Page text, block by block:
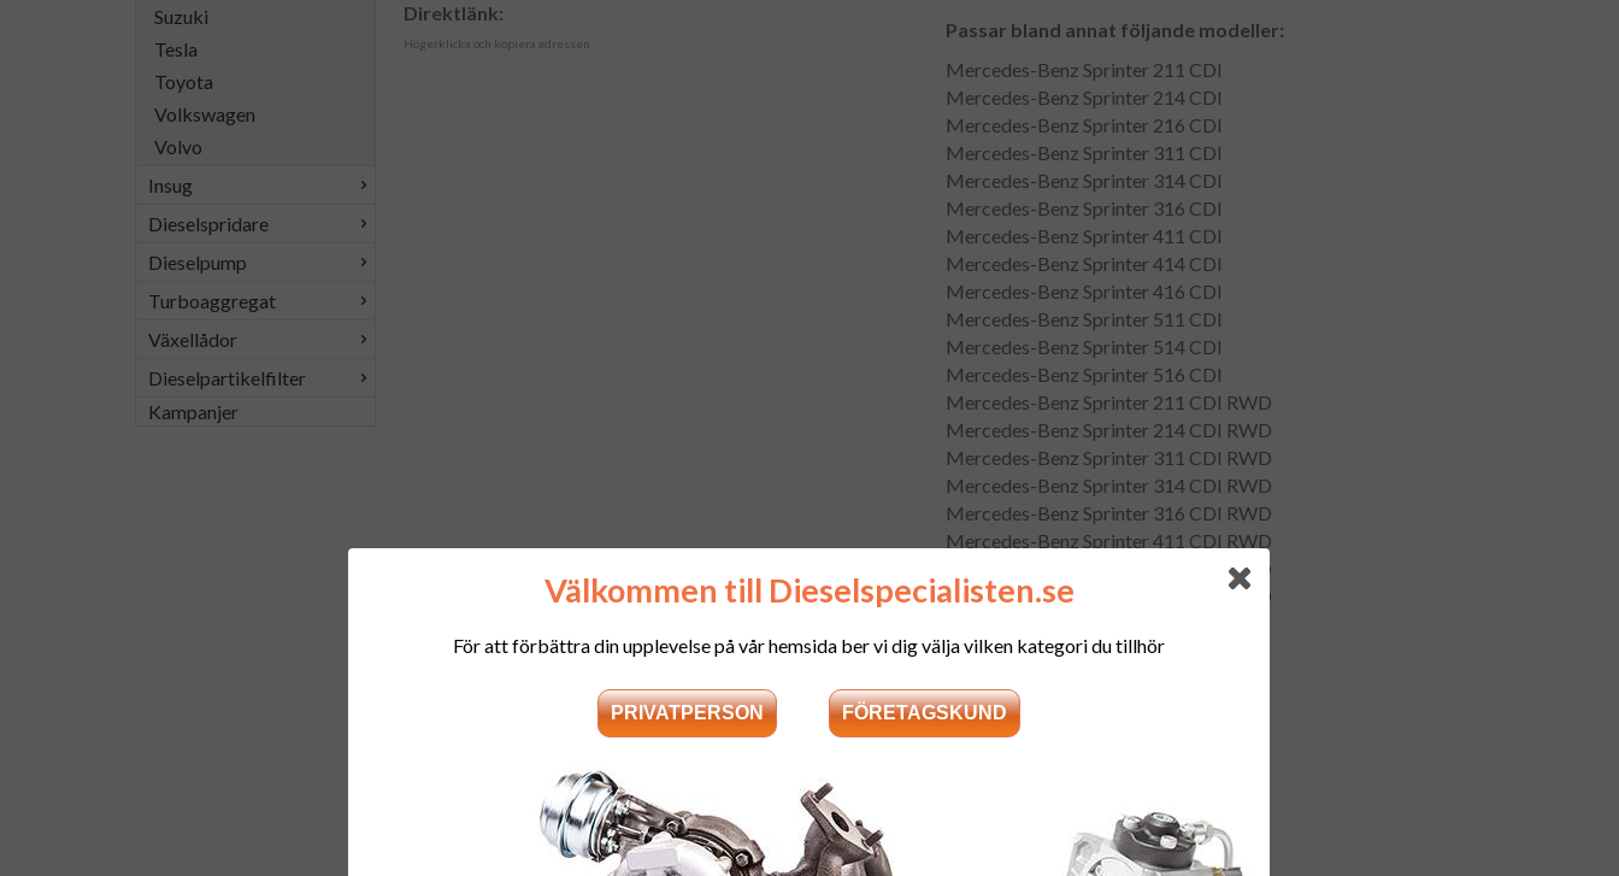
Suzuki
Tesla
Toyota
Volkswagen
Volvo
Insug
Dieselspridare
Dieselpump
Turboaggregat
Växellådor
Dieselpartikelfilter
Kampanjer
Direktlänk:
Högerklicka och kopiera adressen
Passar bland annat följande modeller:
Mercedes-Benz Sprinter 211 CDI
Mercedes-Benz Sprinter 214 CDI
Mercedes-Benz Sprinter 216 CDI
Mercedes-Benz Sprinter 311 CDI
Mercedes-Benz Sprinter 314 CDI
Mercedes-Benz Sprinter 316 CDI
Mercedes-Benz Sprinter 411 CDI
Mercedes-Benz Sprinter 414 CDI
Mercedes-Benz Sprinter 416 CDI
Mercedes-Benz Sprinter 511 CDI
Mercedes-Benz Sprinter 514 CDI
Mercedes-Benz Sprinter 516 CDI
Mercedes-Benz Sprinter 211 CDI RWD
Mercedes-Benz Sprinter 214 CDI RWD
Mercedes-Benz Sprinter 311 CDI RWD
Mercedes-Benz Sprinter 314 CDI RWD
Mercedes-Benz Sprinter 316 CDI RWD
Mercedes-Benz Sprinter 411 CDI RWD
Mercedes-Benz Sprinter 414 CDI RWD
Mercedes-Benz Sprinter 416 CDI RWD
Mercedes-Benz Sprinter 316 CDI 4x4
Mercedes-Benz Sprinter 416 CDI 4x4
Mercedes-Benz Sprinter 516 CDI 4x4
Välkommen till Dieselspecialisten.se
För att förbättra din upplevelse på vår hemsida ber vi dig välja vilken kategori du tillhör